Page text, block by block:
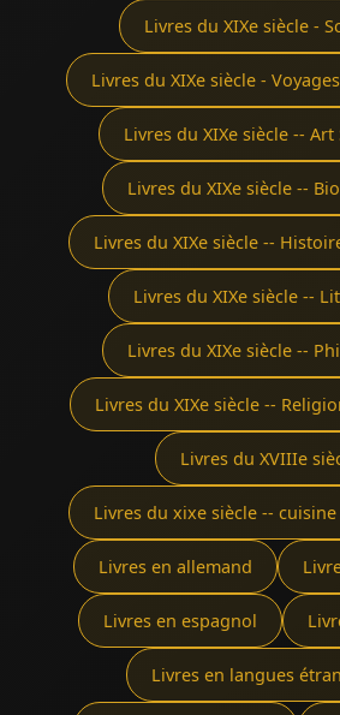
Livres du XIXe siècle -
Livres du XIXe siècle -
Livres du XIXe siècle -- Art
Livres du XIXe siècle --
Livres du XIXe siècle --
Livres du XIXe siècle --
Livres du XIXe siècle --
Livres du XIXe siècle --
Livres du XVIIIe
Livres du xixe siècle --
Livres en allemand
Livres en espagnol
Livres en langues